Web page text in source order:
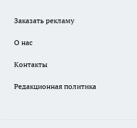
Заказать рекламу
О нас
Контакты
Редакционная политика